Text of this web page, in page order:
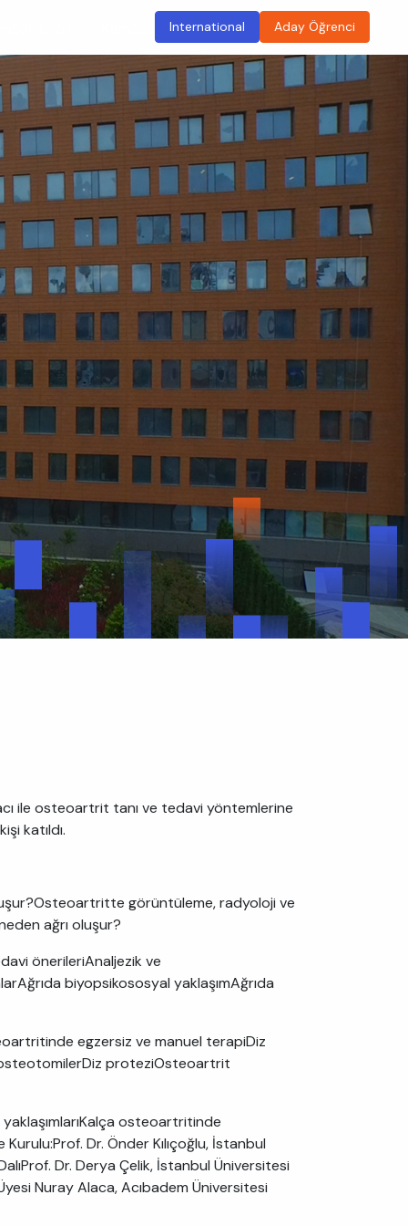
International Aday Öğrenci
ile osteoartrit tanı ve tedavi yöntemlerine
katıldı.
görüntüleme, radyoloji ve
ağrı oluşur?
önerileriAnaljezik ve
biyopsikososyal yaklaşımAğrıda
egzersiz ve manuel terapiDiz
proteziOsteoartrit
osteoartritinde
Dr. Önder Kılıçoğlu, İstanbul
Dr. Derya Çelik, İstanbul Üniversitesi
Nuray Alaca, Acıbadem Üniversitesi